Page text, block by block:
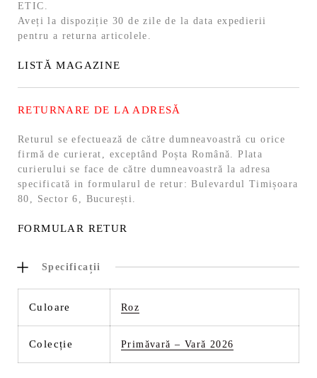
ETIC.
Aveți la dispoziție 30 de zile de la data expedierii
pentru a returna articolele.
LISTĂ MAGAZINE
RETURNARE DE LA ADRESĂ
Returul se efectuează de către dumneavoastră cu orice
firmă de curierat, exceptând Poșta Română. Plata
curierului se face de către dumneavoastră la adresa
specificată in formularul de retur: Bulevardul Timișoara
80, Sector 6, București.
FORMULAR RETUR
Specificații
Culoare Roz
Colecție Primăvară – Vară 2026